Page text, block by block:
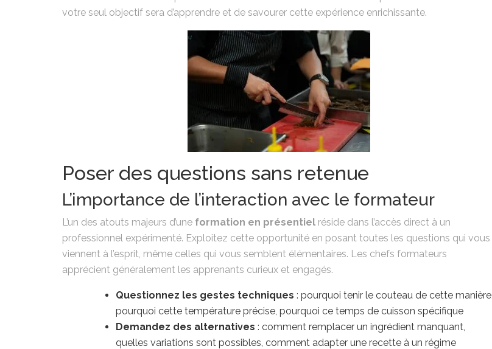
votre seul objectif sera d’apprendre et de savourer cette expérience enrichissante.
Poser des questions sans retenue
L’importance de l’interaction avec le formateur
L’un des atouts majeurs d’une formation en présentiel réside dans l’accès direct à un
professionnel expérimenté. Exploitez cette opportunité en posant toutes les questions qui vous
viennent à l’esprit, même celles qui vous semblent élémentaires. Les chefs formateurs
apprécient généralement les apprenants curieux et engagés.
Questionnez les gestes techniques : pourquoi tenir le couteau de cette manière,
pourquoi cette température précise, pourquoi ce temps de cuisson spécifique
Demandez des alternatives : comment remplacer un ingrédient manquant,
quelles variations sont possibles, comment adapter une recette à un régime